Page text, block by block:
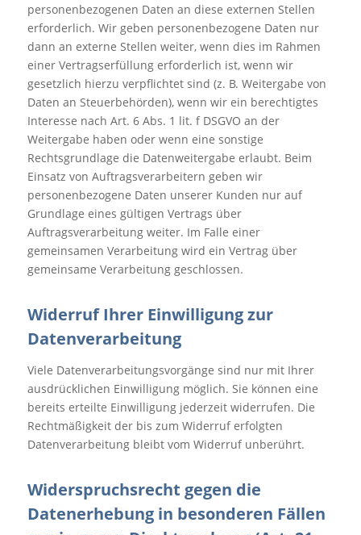
personenbezogenen Daten an diese externen Stellen
erforderlich. Wir geben personenbezogene Daten nur
dann an externe Stellen weiter, wenn dies im Rahmen
einer Vertragserfüllung erforderlich ist, wenn wir
gesetzlich hierzu verpflichtet sind (z. B. Weitergabe von
Daten an Steuerbehörden), wenn wir ein berechtigtes
Interesse nach Art. 6 Abs. 1 lit. f DSGVO an der
Weitergabe haben oder wenn eine sonstige
Rechtsgrundlage die Datenweitergabe erlaubt. Beim
Einsatz von Auftragsverarbeitern geben wir
personenbezogene Daten unserer Kunden nur auf
Grundlage eines gültigen Vertrags über
Auftragsverarbeitung weiter. Im Falle einer
gemeinsamen Verarbeitung wird ein Vertrag über
gemeinsame Verarbeitung geschlossen.
Widerruf Ihrer Einwilligung zur
Datenverarbeitung
Viele Datenverarbeitungsvorgänge sind nur mit Ihrer
ausdrücklichen Einwilligung möglich. Sie können eine
bereits erteilte Einwilligung jederzeit widerrufen. Die
Rechtmäßigkeit der bis zum Widerruf erfolgten
Datenverarbeitung bleibt vom Widerruf unberührt.
Widerspruchsrecht gegen die
Datenerhebung in besonderen Fällen